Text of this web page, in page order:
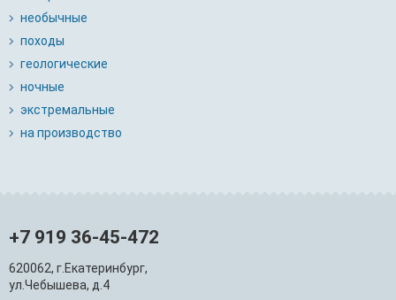
необычные
походы
геологические
ночные
экстремальные
на производство
+7 919 36-45-472
620062, г.Екатеринбург,
ул.Чебышева, д.4